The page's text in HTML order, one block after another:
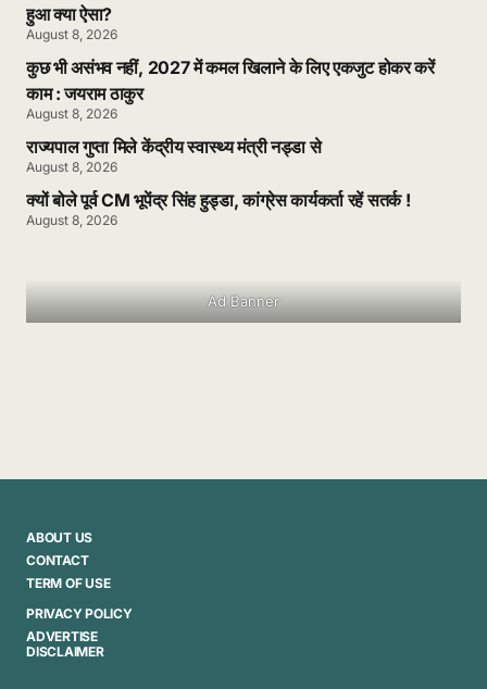
हुआ क्या ऐसा?
August 8, 2026
कुछ भी असंभव नहीं, 2027 में कमल खिलाने के लिए एकजुट होकर करें
काम : जयराम ठाकुर
August 8, 2026
राज्यपाल गुप्ता मिले केंद्रीय स्वास्थ्य मंत्री नड्डा से
August 8, 2026
क्यों बोले पूर्व CM भूपेंद्र सिंह हुड्डा, कांग्रेस कार्यकर्ता रहें सतर्क !
August 8, 2026
Ad Banner
ABOUT US
CONTACT
TERM OF USE
PRIVACY POLICY
ADVERTISE
DISCLAIMER